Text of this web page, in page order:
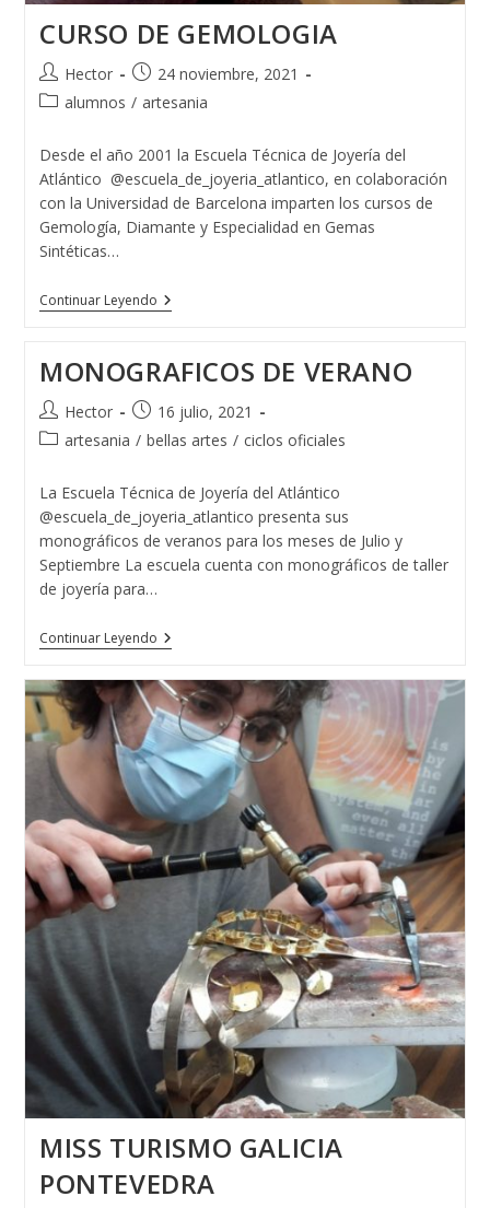
CURSO DE GEMOLOGIA
Autor
de
Hector
Publicación
de
24 noviembre, 2021
Categoría
la
entrada:
alumnos / artesania
Desde el año 2001 la Escuela Técnica de Joyería del
Atlántico @escuela_de_joyeria_atlantico, en colaboración
con la Universidad de Barcelona imparten los cursos de
Gemología, Diamante y Especialidad en Gemas
Sintéticas…
Continuar LeyendoCURSO
DE
MONOGRAFICOS DE VERANO
Autor
de
Hector
Publicación
de
16 julio, 2021
Categoría
la
entrada:
artesania / bellas artes / ciclos oficiales
La Escuela Técnica de Joyería del Atlántico
@escuela_de_joyeria_atlantico presenta sus
monográficos de veranos para los meses de Julio y
Septiembre La escuela cuenta con monográficos de taller
de joyería para…
Continuar LeyendoMONOGRAFICOS
DE
MISS TURISMO GALICIA
PONTEVEDRA